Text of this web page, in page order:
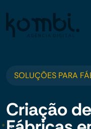
SOLUÇÕES PARA
Criação